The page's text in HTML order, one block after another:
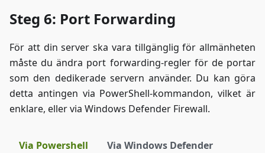
Steg 6: Port Forwarding
För att din server ska vara tillgänglig för allmänheten
måste du ändra port forwarding-regler för de portar
som den dedikerade servern använder. Du kan göra
detta antingen via PowerShell-kommandon, vilket är
enklare, eller via Windows Defender Firewall.
Via Powershell Via Windows Defender